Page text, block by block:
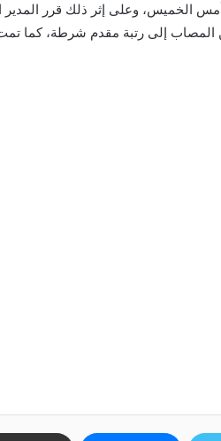
الخميس، وعلى إثر ذلك قرر المدير
المصاب إلى رتبة مقدم شرطة، كما